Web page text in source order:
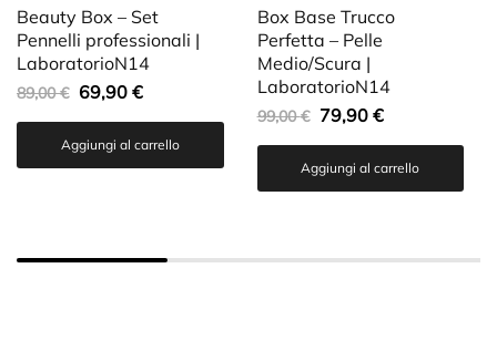
Beauty Box – Set
Pennelli professionali |
LaboratorioN14
89,00€ 69,90 €
Aggiungi al carrello
Box Base Trucco
Perfetta – Pelle
Medio/Scura |
LaboratorioN14
99,00€ 79,90 €
Aggiungi al carrello